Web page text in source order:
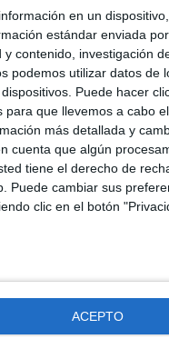
en un
estándar enviada
contenido, investigación
podemos utilizar datos de
Puede hacer
que llevemos a cabo
más detallada y
cuenta que algún
tiene el derecho de
Puede cambiar sus
clic en el botón
ACEPTO
Ginés y
docentes, y